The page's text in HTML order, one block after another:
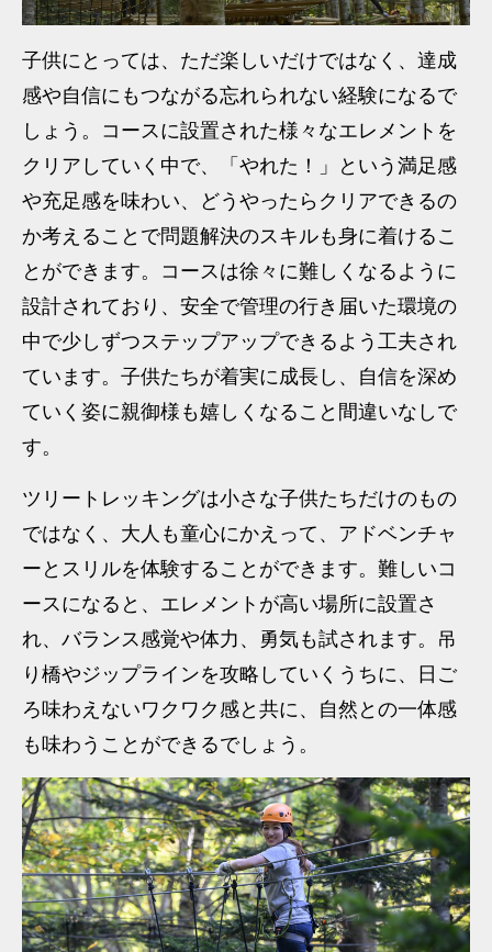
子供にとっては、ただ楽しいだけではなく、達成
感や自信にもつながる忘れられない経験になるで
しょう。コースに設置された様々なエレメントを
クリアしていく中で、「やれた！」という満足感
や充足感を味わい、どうやったらクリアできるの
か考えることで問題解決のスキルも身に着けるこ
とができます。コースは徐々に難しくなるように
設計されており、安全で管理の行き届いた環境の
中で少しずつステップアップできるよう工夫され
ています。子供たちが着実に成長し、自信を深め
ていく姿に親御様も嬉しくなること間違いなしで
す。
ツリートレッキングは小さな子供たちだけのもの
ではなく、大人も童心にかえって、アドベンチャ
ーとスリルを体験することができます。難しいコ
ースになると、エレメントが高い場所に設置さ
れ、バランス感覚や体力、勇気も試されます。吊
り橋やジップラインを攻略していくうちに、日ご
ろ味わえないワクワク感と共に、自然との一体感
も味わうことができるでしょう。